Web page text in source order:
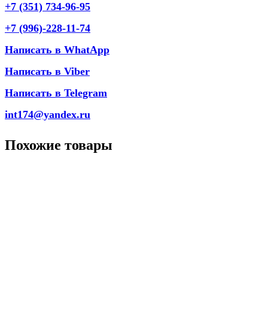
+7 (351) 734-96-95
+7 (996)-228-11-74
Написать в WhatApp
Написать в Viber
Написать в Telegram
int174@yandex.ru
Похожие товары